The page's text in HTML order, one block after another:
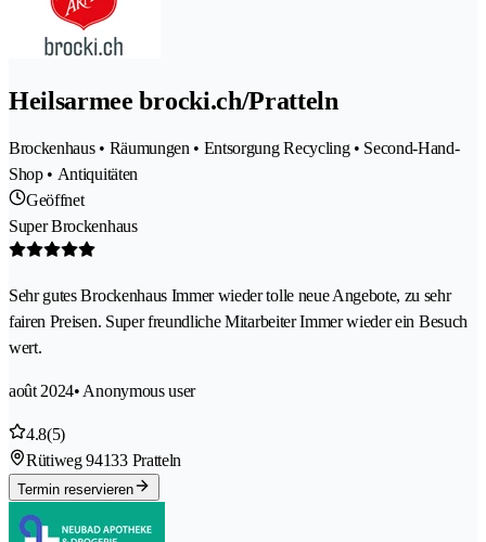
Heilsarmee brocki.ch/Pratteln
Brockenhaus • Räumungen • Entsorgung Recycling • Second-Hand-
Shop • Antiquitäten
Geöffnet
Super Brockenhaus
Sehr gutes Brockenhaus Immer wieder tolle neue Angebote, zu sehr
fairen Preisen. Super freundliche Mitarbeiter Immer wieder ein Besuch
wert.
août 2024• Anonymous user
4.8(5)
Rütiweg 94133 Pratteln
Termin reservieren